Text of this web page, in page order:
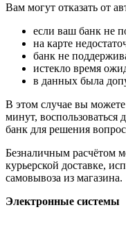
Вам могут отказать от
если ваш банк не
на карте
банк не
истекло время
в данных была
В этом случае вы
минут, воспользоваться
банк для решения
Безналичным расчётом
курьерской доставке,
самовывоза из магазина.
Электронные системы